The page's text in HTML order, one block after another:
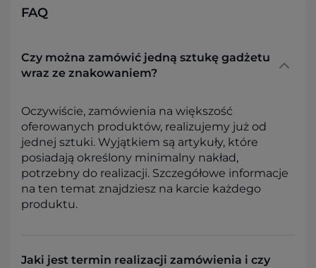
FAQ
Czy można zamówić jedną sztukę gadżetu
wraz ze znakowaniem?
Oczywiście, zamówienia na większość
oferowanych produktów, realizujemy już od
jednej sztuki. Wyjątkiem są artykuły, które
posiadają określony minimalny nakład,
potrzebny do realizacji. Szczegółowe informacje
na ten temat znajdziesz na karcie każdego
produktu.
Jaki jest termin realizacji zamówienia i czy